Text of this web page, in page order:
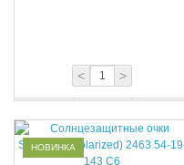
< >
НОВИНКА